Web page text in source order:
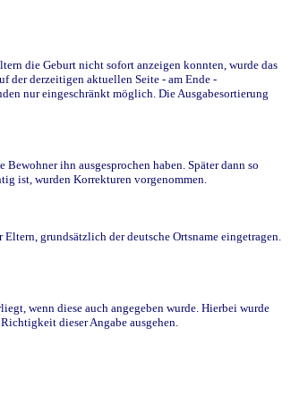
die Geburt nicht sofort anzeigen konnten, wurde das
der derzeitigen aktuellen Seite - am Ende -
nur eingeschränkt möglich. Die Ausgabesortierung
ihn ausgesprochen haben. Später dann so
ist, wurden Korrekturen vorgenommen.
grundsätzlich der deutsche Ortsname eingetragen.
wenn diese auch angegeben wurde. Hierbei wurde
dieser Angabe ausgehen.